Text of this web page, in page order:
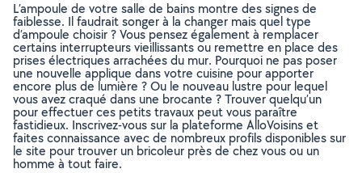
L’ampoule de votre salle de bains montre des signes de
faiblesse. Il faudrait songer à la changer mais quel type
d’ampoule choisir ? Vous pensez également à remplacer
certains interrupteurs vieillissants ou remettre en place des
prises électriques arrachées du mur. Pourquoi ne pas poser
une nouvelle applique dans votre cuisine pour apporter
encore plus de lumière ? Ou le nouveau lustre pour lequel
vous avez craqué dans une brocante ? Trouver quelqu’un
pour effectuer ces petits travaux peut vous paraître
fastidieux. Inscrivez-vous sur la plateforme AlloVoisins et
faites connaissance avec de nombreux profils disponibles sur
le site pour trouver un bricoleur près de chez vous ou un
homme à tout faire.